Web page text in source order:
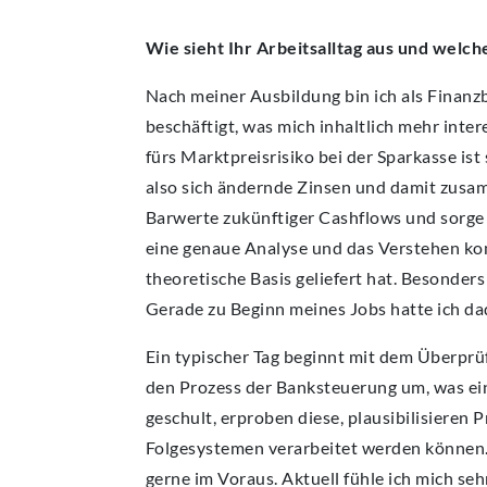
Wie sieht Ihr Arbeitsalltag aus und
Nach meiner Ausbildung bin ich als
beschäftigt, was mich inhaltlich mehr
fürs Marktpreisrisiko bei der Sparkasse
also sich ändernde Zinsen und damit
Barwerte zukünftiger Cashflows und
eine genaue Analyse und das Verstehen
theoretische Basis geliefert hat.
Gerade zu Beginn meines Jobs hatte ich
Ein typischer Tag beginnt mit dem
den Prozess der Banksteuerung um, was
geschult, erproben diese, plausibilisieren
Folgesystemen verarbeitet werden
gerne im Voraus. Aktuell fühle ich mich